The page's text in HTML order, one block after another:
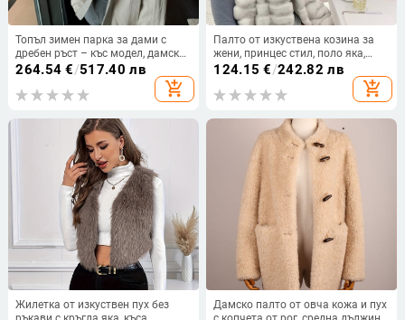
Топъл зимен парка за дами с
дребен ръст – къс модел, дамски
стил за служебно облекло, с
голяма пухова яка, 2025 зима
264.54 €/517.40 лв
add_shopping_cart
Палто от изкуствена козина за
жени, принцес стил, поло яка,
имитационна козина, полиестер
124.15 €/242.82 лв
add_shopping_cart
Жилетка от изкуствен пух без
Дамско палто от овча кожа и пух